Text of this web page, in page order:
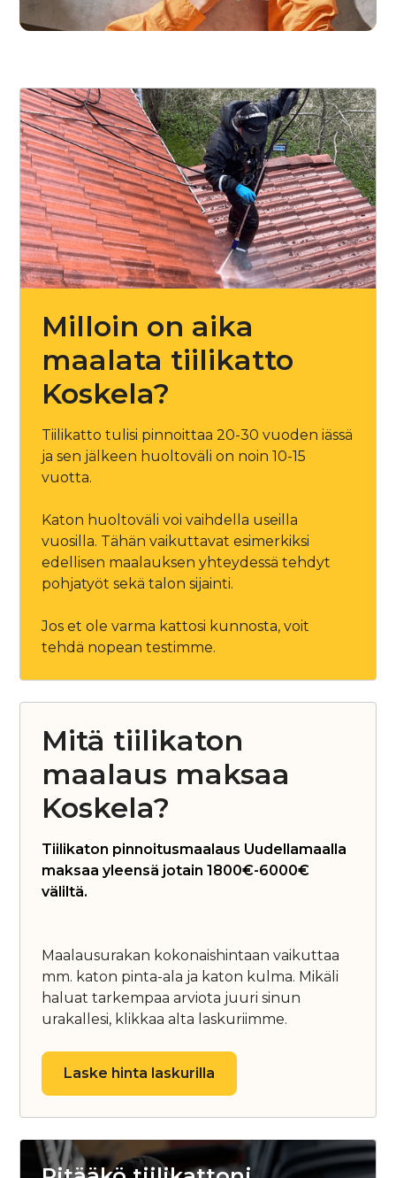
Milloin on aika
maalata tiilikatto
Koskela?
Tiilikatto tulisi pinnoittaa 20-30 vuoden iässä
ja sen jälkeen huoltoväli on noin 10-15
vuotta.
Katon huoltoväli voi vaihdella useilla
vuosilla. Tähän vaikuttavat esimerkiksi
edellisen maalauksen yhteydessä tehdyt
pohjatyöt sekä talon sijainti.
Jos et ole varma kattosi kunnosta, voit
tehdä nopean testimme.
Mitä tiilikaton
maalaus maksaa
Koskela?
Tiilikaton pinnoitusmaalaus Uudellamaalla
maksaa yleensä jotain 1800€-6000€
väliltä.
Maalausurakan kokonaishintaan vaikuttaa
mm. katon pinta-ala ja katon kulma. Mikäli
haluat tarkempaa arviota juuri sinun
urakallesi, klikkaa alta laskuriimme.
Laske hinta laskurilla